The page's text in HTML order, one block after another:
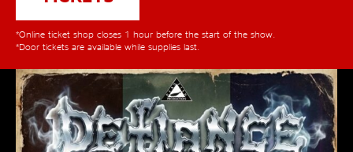
*Online ticket shop closes 1 hour before the start of the show.
*Door tickets are available while supplies last.